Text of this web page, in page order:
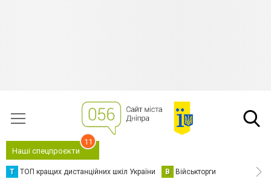
Наші спецпроєкти
11
Т ТОП кращих дистанційних шкіл України В Військторги